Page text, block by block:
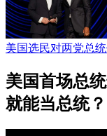
美国选民对两党总
美国首场总
就能当总统？